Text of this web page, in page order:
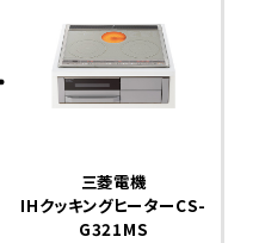
三菱電機
IHクッキングヒーターCS-
G321MS